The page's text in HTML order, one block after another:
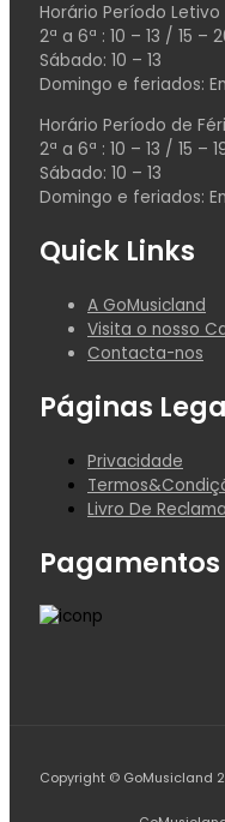
Horário Período Letivo
2ª a 6ª : 10 – 13 / 15 –
Sábado: 10 – 13
Domingo e feriados:
Horário Período de
2ª a 6ª : 10 – 13 / 15 –
Sábado: 10 – 13
Domingo e feriados:
Quick Links
A GoMusicland
Visita o nosso
Contacta-nos
Páginas
Privacidade
Livro De
Pagamentos
Copyright © GoMusicland